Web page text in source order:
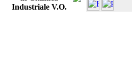
Industriale V.O.